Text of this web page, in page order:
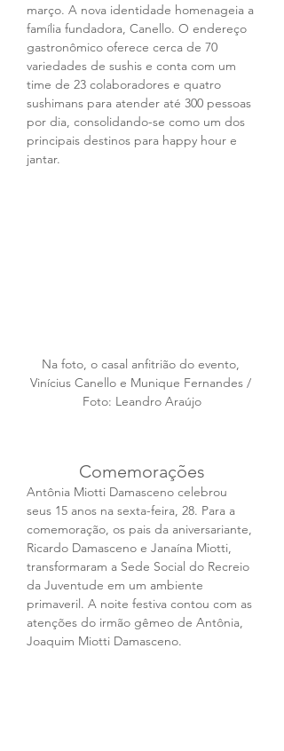
março. A nova identidade homenageia a
família fundadora, Canello. O endereço
gastronômico oferece cerca de 70
variedades de sushis e conta com um
time de 23 colaboradores e quatro
sushimans para atender até 300 pessoas
por dia, consolidando-se como um dos
principais destinos para happy hour e
jantar.
Na foto, o casal anfitrião do evento,
Vinícius Canello e Munique Fernandes /
Foto: Leandro Araújo
Comemorações
Antônia Miotti Damasceno celebrou
seus 15 anos na sexta-feira, 28. Para a
comemoração, os pais da aniversariante,
Ricardo Damasceno e Janaína Miotti,
transformaram a Sede Social do Recreio
da Juventude em um ambiente
primaveril. A noite festiva contou com as
atenções do irmão gêmeo de Antônia,
Joaquim Miotti Damasceno.